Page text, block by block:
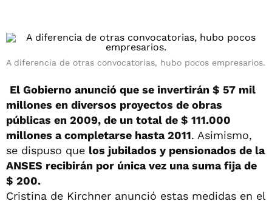
A diferencia de otras convocatorias, hubo pocos empresarios.
El Gobierno anunció que se invertirán $ 57 mil
millones en diversos proyectos de obras
públicas en 2009, de un total de $ 111.000
millones a completarse hasta 2011. Asimismo,
se dispuso que los jubilados y pensionados de la
ANSES recibirán por única vez una suma fija de
$ 200.
Cristina de Kirchner anunció estas medidas en el